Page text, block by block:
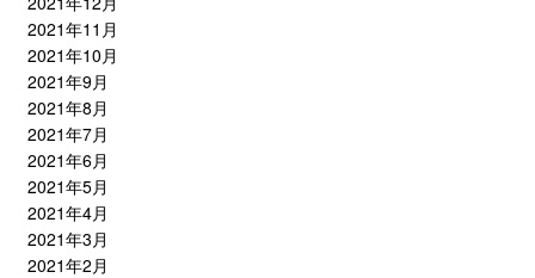
2021年11月
2021年10月
2021年9月
2021年8月
2021年7月
2021年6月
2021年5月
2021年4月
2021年3月
2021年2月